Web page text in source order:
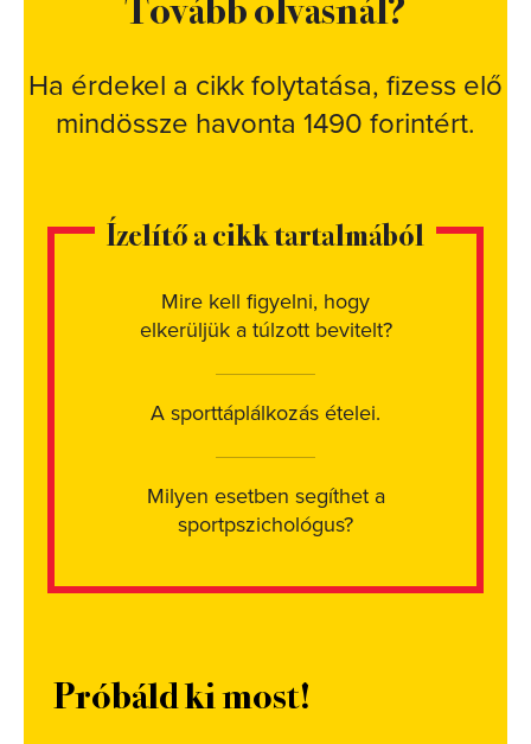
Ha érdekel a cikk folytatása, fizess elő
mindössze havonta 1490 forintért.
Ízelítő a cikk tartalmából
Mire kell figyelni, hogy
elkerüljük a túlzott bevitelt?
A sporttáplálkozás ételei.
Milyen esetben segíthet a
sportpszichológus?
Próbáld ki most!